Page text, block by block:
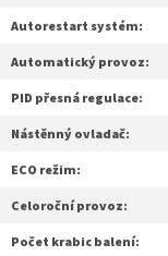
Autorestart systém:
Automatický provoz:
PID přesná regulace:
Nástěnný ovladač:
ECO režim:
Celoroční provoz:
Počet krabic balení: